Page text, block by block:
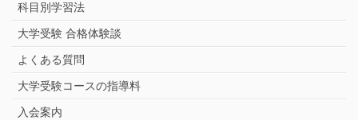
科目別学習法
大学受験 合格体験談
よくある質問
大学受験コースの指導料
入会案内